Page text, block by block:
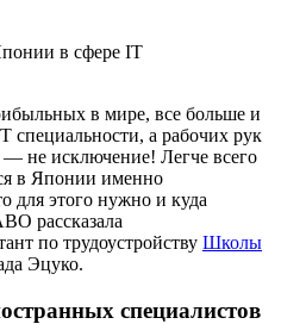
в сфере IT
в мире, все больше и
специальности, а рабочих рук
не исключение! Легче всего
в Японии именно
для этого нужно и куда
рассказала
по трудоустройству Школы
Эцуко.
специалистов